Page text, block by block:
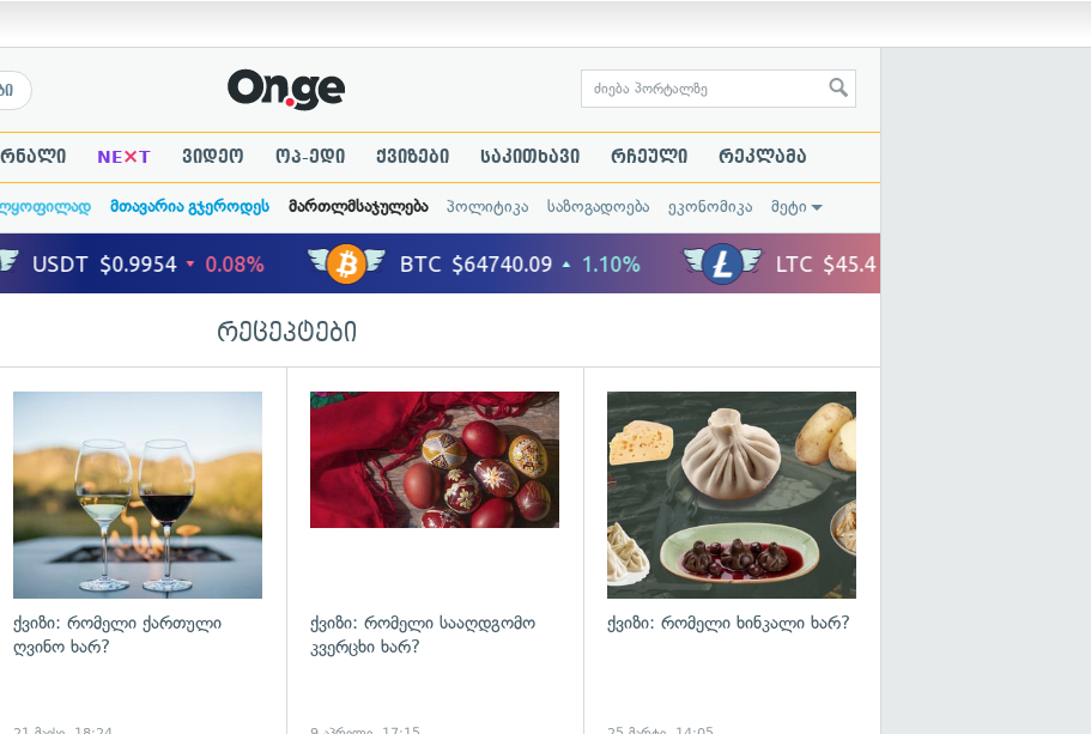
NE×T ვიდეო ოპ-ედი ქვიზები საკითხავი რჩეული რეკლამა
მთავარია გჯეროდეს მართლმსაჯულება პოლიტიკა საზოგადოება ეკონომიკა მეტი
რეცეპტები
ქვიზი: რომელი ქართული
ღვინო ხარ?
ქვიზი: რომელი სააღდგომო
კვერცხი ხარ?
ქვიზი: რომელი ხინკალი ხარ?